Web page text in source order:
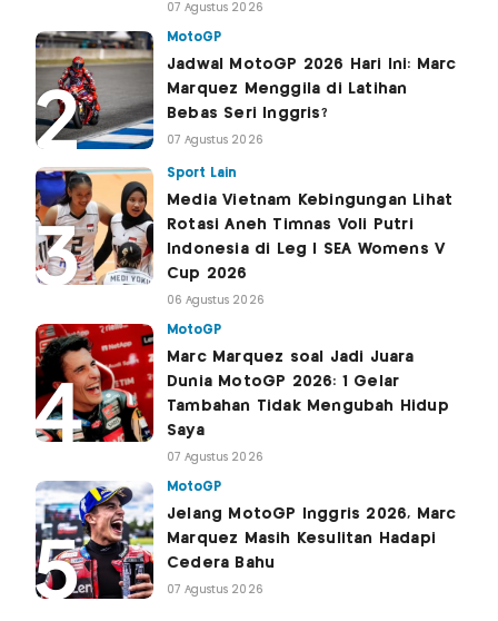
07 Agustus 2026
MotoGP
Jadwal MotoGP 2026 Hari Ini: Marc
Marquez Menggila di Latihan
Bebas Seri Inggris?
07 Agustus 2026
Sport Lain
Media Vietnam Kebingungan Lihat
Rotasi Aneh Timnas Voli Putri
Indonesia di Leg I SEA Womens V
Cup 2026
06 Agustus 2026
MotoGP
Marc Marquez soal Jadi Juara
Dunia MotoGP 2026: 1 Gelar
Tambahan Tidak Mengubah Hidup
Saya
07 Agustus 2026
MotoGP
Jelang MotoGP Inggris 2026, Marc
Marquez Masih Kesulitan Hadapi
Cedera Bahu
07 Agustus 2026